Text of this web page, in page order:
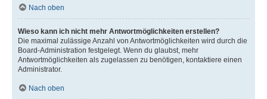
Nach oben
Wieso kann ich nicht mehr Antwortmöglichkeiten erstellen?
Die maximal zulässige Anzahl von Antwortmöglichkeiten wird durch die
Board-Administration festgelegt. Wenn du glaubst, mehr
Antwortmöglichkeiten als zugelassen zu benötigen, kontaktiere einen
Administrator.
Nach oben